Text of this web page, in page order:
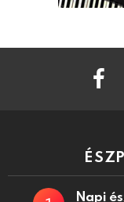
Napi